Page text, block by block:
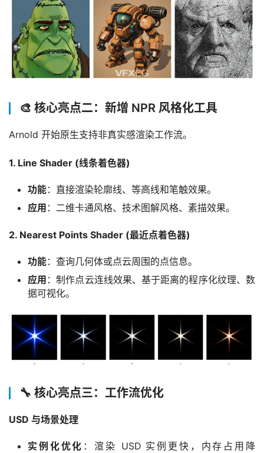
🎨 核心亮点二：新增 NPR 风格化工具
Arnold 开始原生支持非真实感渲染工作流。
1. Line Shader (线条着色器)
功能：直接渲染轮廓线、等高线和笔触效果。
应用 ：二维卡通风格、技术图解风格、素描效果。
2. Nearest Points Shader (最近点着色器)
功能：查询几何体或点云周围的点信息。
应用 ：制作点云连线效果、基于距离的程序化纹理、数
据可视化。
🔧 核心亮点三：工作流优化
USD 与场景处理
实例化优化 ：渲染 USD 实例更快，内存占用降